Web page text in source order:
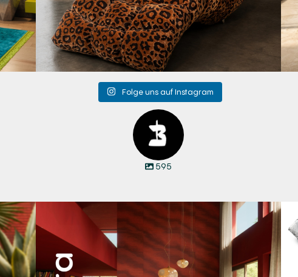
Folge uns auf Instagram
595
Manyara. Inspiriert von der Weite Afrikas.
53 2